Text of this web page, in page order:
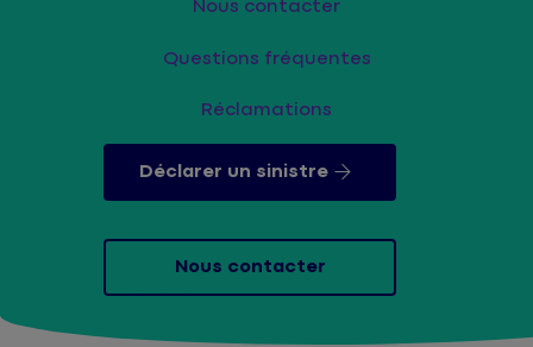
Nous contacter
Questions fréquentes
Réclamations
Déclarer un sinistre
Nous contacter